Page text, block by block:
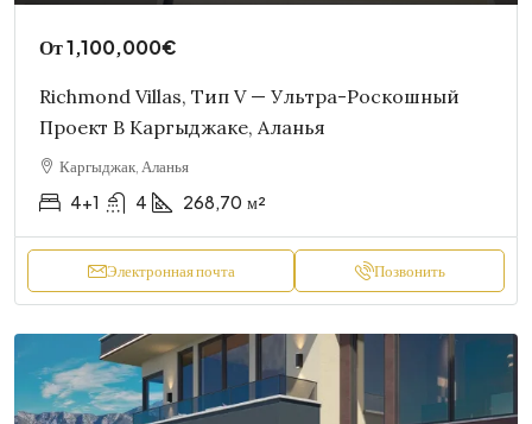
От1,100,000€
Richmond Villas, Тип V — Ультра-Роскошный
Проект В Каргыджаке, Аланья
Каргыджак, Аланья
4+1 4 268,70 м²
Электронная почта Позвонить